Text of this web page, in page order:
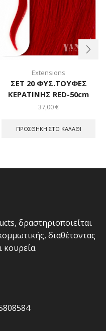
Extensions
ΣΕΤ 20 ΦΥΣ.ΤΟΥΦΕΣ
ΚΕΡΑΤΙΝΗΣ RED-50cm
37,00€
ΠΡΟΣΘΉΚΗ ΣΤΟ ΚΑΛΆΘΙ
δραστηριοποιείται
διαθέτοντας
κουρεία.